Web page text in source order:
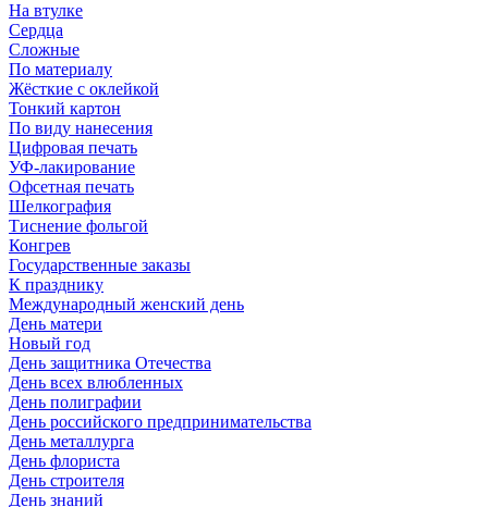
На втулке
Сердца
Сложные
По материалу
Жёсткие с оклейкой
Тонкий картон
По виду нанесения
Цифровая печать
УФ-лакирование
Офсетная печать
Шелкография
Тиснение фольгой
Конгрев
Государственные заказы
К празднику
Международный женский день
День матери
Новый год
День защитника Отечества
День всех влюбленных
День полиграфии
День российского предпринимательства
День металлурга
День флориста
День строителя
День знаний